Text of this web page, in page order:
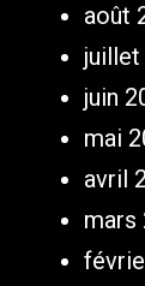
août
juillet
juin
mai
avril
mars